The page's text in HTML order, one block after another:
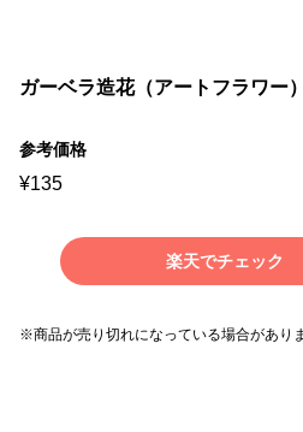
ガーベラ造花（アートフラワー
参考価格
¥135
楽天でチェック
※商品が売り切れになっている場合がありま